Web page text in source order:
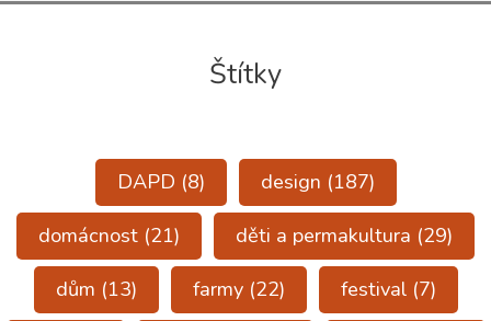
Štítky
DAPD (8) design (187)
domácnost (21) děti a permakultura (29)
dům (13) farmy(22) festival(7)